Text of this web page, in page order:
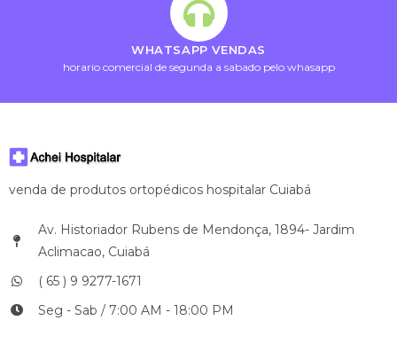
WHATSAPP VENDAS
horario comercial de segunda a sabado pelo whasapp
venda de produtos ortopédicos hospitalar Cuiabá
Av. Historiador Rubens de Mendonça, 1894- Jardim
Aclimacao, Cuiabá
( 65 ) 9 9277-1671
Seg - Sab / 7:00 AM - 18:00 PM